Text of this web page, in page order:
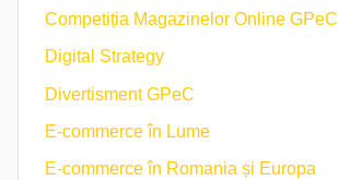
Competiția Magazinelor Online GPeC
Digital Strategy
Divertisment GPeC
E-commerce în Lume
E-commerce în Romania și Europa